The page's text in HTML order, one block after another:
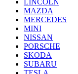
MAZDA
MERCEDES
MINI
NISSAN
PORSCHE
SKODA
SUBARU